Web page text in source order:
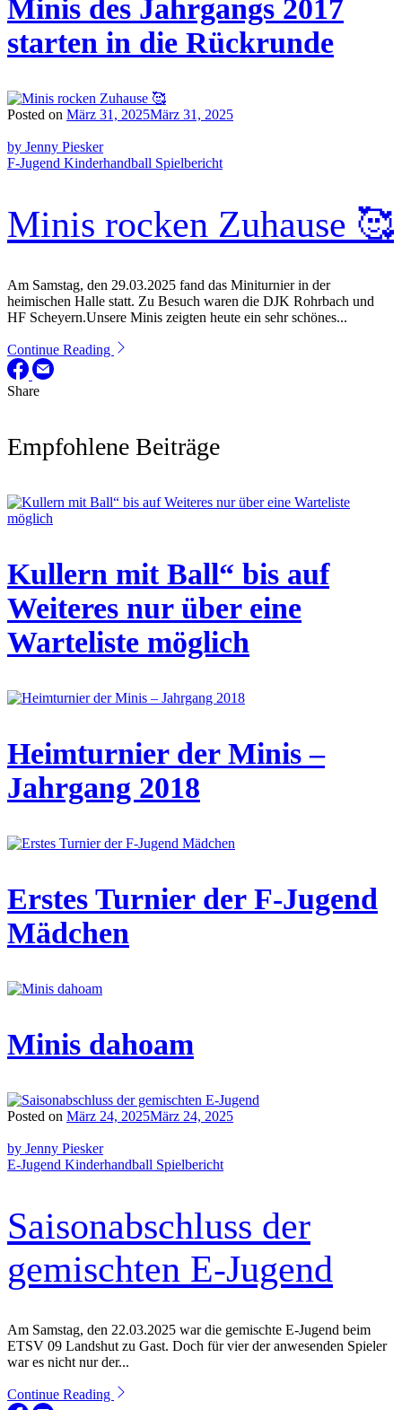
Minis des Jahrgangs 2017
starten in die Rückrunde
Posted on März 31, 2025März 31, 2025
by Jenny Piesker
F-Jugend Kinderhandball Spielbericht
Minis rocken Zuhause 🥰
Am Samstag, den 29.03.2025 fand das Miniturnier in der
heimischen Halle statt. Zu Besuch waren die DJK Rohrbach und
HF Scheyern.Unsere Minis zeigten heute ein sehr schönes...
Continue Reading
Share
Empfohlene Beiträge
Kullern mit Ball“ bis auf
Weiteres nur über eine
Warteliste möglich
Heimturnier der Minis –
Jahrgang 2018
Erstes Turnier der F-Jugend
Mädchen
Minis dahoam
Posted on März 24, 2025März 24, 2025
by Jenny Piesker
E-Jugend Kinderhandball Spielbericht
Saisonabschluss der
gemischten E-Jugend
Am Samstag, den 22.03.2025 war die gemischte E-Jugend beim
ETSV 09 Landshut zu Gast. Doch für vier der anwesenden Spieler
war es nicht nur der...
Continue Reading